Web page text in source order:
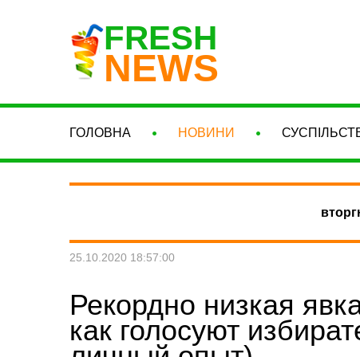
FRESH
NEWS
ГОЛОВНА НОВИНИ
25.10.2020 18:57:00
Рекордно низкая
как голосуют